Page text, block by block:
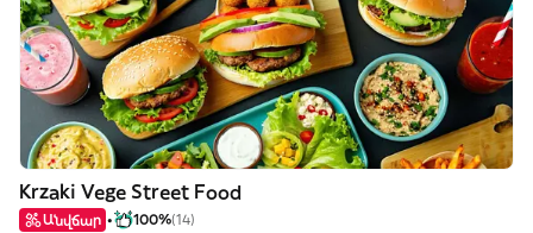
Krzaki Vege Street Food
Անվճար 100%(14)